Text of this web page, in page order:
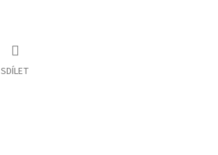
SDÍLET